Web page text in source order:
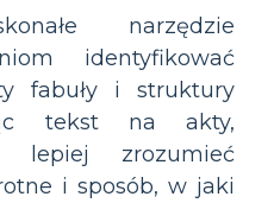
narzędzie
identyfikować
fabuły i struktury
tekst na akty,
lepiej zrozumieć
i sposób, w jaki